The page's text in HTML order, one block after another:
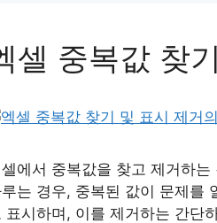
셀 중복값 찾
에서 중복값을 찾고 제거하
는 경우, 중복된 값이 문제를
표시하며, 이를 제거하는 간단